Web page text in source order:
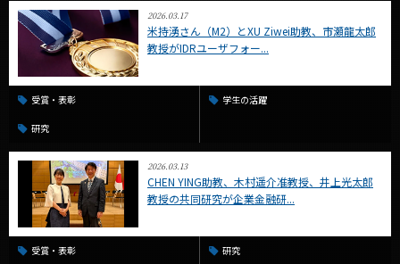
2026.03.17
米持湧さん（M2）とXU Ziwei助教、市瀬龍太郎
教授がIDRユーザフォー...
受賞・表彰 学生の活躍
研究
2026.03.13
CHEN YING助教、木村遥介准教授、井上光太郎
教授の共同研究が企業金融研...
受賞・表彰 研究